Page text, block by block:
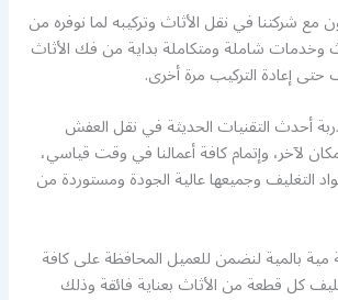
شركتنا في نقل الأثاث وتركيبه لما نوفره من
وخدمات شاملة ومتكاملة بداية من فك الأثاث
حتى إعادة التركيب مرة أخرى.
أحدث التقنيات الحديثة في نقل العفش
لآخر، وإتمام كافة أعمالنا في وقت قياسي،
التغليف وجميعها عالية الجودة ومستوردة من
مية بالمية لنضمن للعميل المحافظة على كافة
كل قطعة من الأثاث بعناية فائقة وذلك